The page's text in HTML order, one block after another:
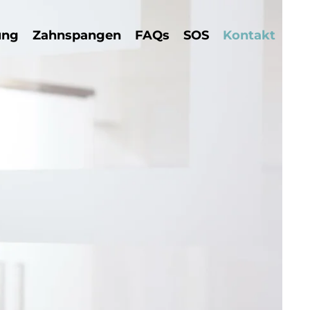
Zahnspangen FAQs SOS Kontakt